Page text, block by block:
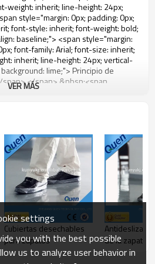
VER MÁS
Cubiertas desechables
para zapatos
de la zapata
settings
you with the best possible
us to analyze user behavior in